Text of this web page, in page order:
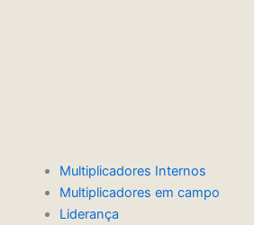
Multiplicadores Internos
Multiplicadores em campo
Liderança